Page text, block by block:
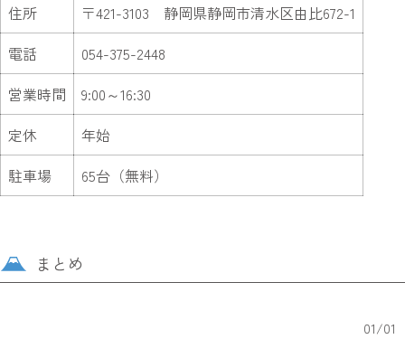
住所
〒421-3103 静岡県静岡市清水区由比672-1
電話
054-375-2448
営業時間
9:00～16:30
定休
年始
駐車場
65台（無料）
まとめ
01/01